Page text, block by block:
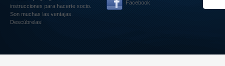
instrucciones para hacerte socio.
Son muchas las ventajas.
Descúbrelas!
Facebook